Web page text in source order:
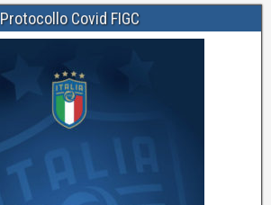
Protocollo Covid FIGC